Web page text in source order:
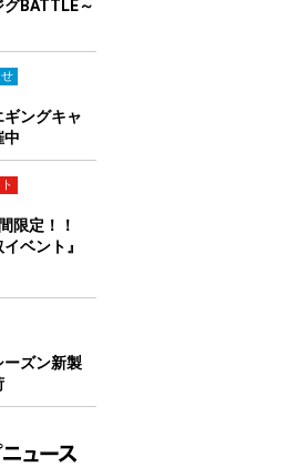
BATTLE～
ングキャ
中
限定！！
ベント』
ズン新製